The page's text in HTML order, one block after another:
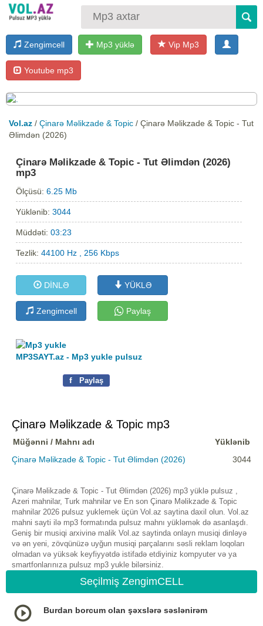
Zengimcell Mp3 yüklə Vip Mp3
Youtube mp3
Vol.az / Çinarə Məlikzade & Topic / Çinarə Məlikzade & Topic - Tut
Əlimdən (2026)
Çinarə Məlikzade & Topic - Tut Əlimdən (2026)
mp3
Ölçüsü:6.25 Mb
Yüklənib:3044
Müddəti:03:23
Tezlik:44100 Hz , 256 Kbps
DİNLƏ YÜKLƏ
Zengimcell Paylaş
MP3SAYT.az - Mp3 yukle pulsuz
f Paylaş
Çinarə Məlikzade & Topic mp3
Müğənni / Mahnı adı
Yüklənib
Çinarə Məlikzade & Topic - Tut Əlimdən (2026)
3044
Çinarə Məlikzade & Topic - Tut Əlimdən (2026) mp3 yüklə pulsuz ,
Azeri mahnilar, Turk mahnilar ve En son Çinarə Məlikzade & Topic
mahnilar 2026 pulsuz yuklemek üçün Vol.az saytina daxil olun. Vol.az
mahni sayti ilə mp3 formatında pulsuz mahnı yükləmək də asanlaşdı.
Geniş bir musiqi arxivinə malik Vol.az saytinda onlayn musiqi dinləyə
və ən yeni, zövqünüzə uyğun musiqi parçalarını səsli reklam loqoları
olmadan və yüksək keyfiyyətdə istifadə etdiyiniz kompyuter və ya
smartfonlarınıza pulsuz mp3 yukle bilərsiniz.
Seçilmiş ZengimCELL
Burdan borcum olan şəxslərə səslənirəm